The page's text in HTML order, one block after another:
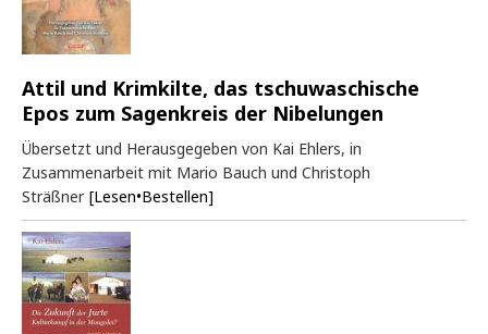
Attil und Krimkilte, das tschuwaschische
Epos zum Sagenkreis der Nibelungen
Übersetzt und Herausgegeben von Kai Ehlers, in
Zusammenarbeit mit Mario Bauch und Christoph
Sträßner [Lesen•Bestellen]